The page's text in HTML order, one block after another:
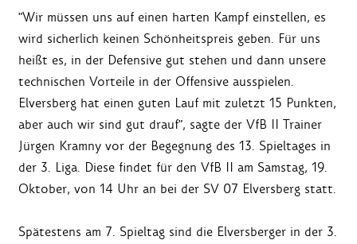
"Wir müssen uns auf einen harten Kampf einstellen, es
wird sicherlich keinen Schönheitspreis geben. Für uns
heißt es, in der Defensive gut stehen und dann unsere
technischen Vorteile in der Offensive ausspielen.
Elversberg hat einen guten Lauf mit zuletzt 15 Punkten,
aber auch wir sind gut drauf", sagte der VfB II Trainer
Jürgen Kramny vor der Begegnung des 13. Spieltages in
der 3. Liga. Diese findet für den VfB II am Samstag, 19.
Oktober, von 14 Uhr an bei der SV 07 Elversberg statt.
Spätestens am 7. Spieltag sind die Elversberger in der 3.